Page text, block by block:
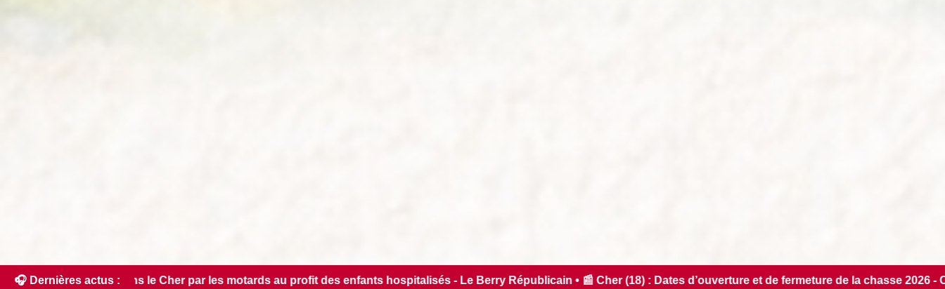
🎧 Dernières actus :
enfants hospitalisés - Le Berry Républicain • 📰 Cher (18) : Dates d’ouverture et de fermeture de la chasse 2026 - Chassons.com • 📰 MonuTrack : une application